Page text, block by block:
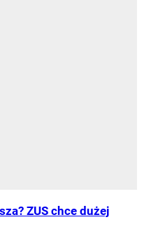
ZUS chce dużej